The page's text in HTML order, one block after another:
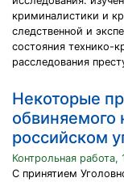
криминалистики и
следственной и
состояния технико-
расследования
Некоторые
обвиняемого
российском
Контрольная работа,
С принятием